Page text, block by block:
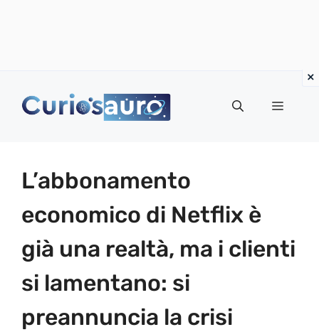
Menu
L’abbonamento
economico di Netflix è
già una realtà, ma i clienti
si lamentano: si
preannuncia la crisi